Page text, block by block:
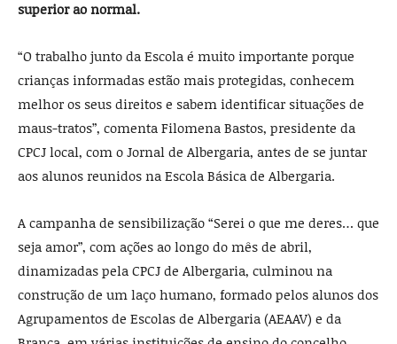
superior ao normal.
“O trabalho junto da Escola é muito importante porque
crianças informadas estão mais protegidas, conhecem
melhor os seus direitos e sabem identificar situações de
maus-tratos”, comenta Filomena Bastos, presidente da
CPCJ local, com o Jornal de Albergaria, antes de se juntar
aos alunos reunidos na Escola Básica de Albergaria.
A campanha de sensibilização “Serei o que me deres… que
seja amor”, com ações ao longo do mês de abril,
dinamizadas pela CPCJ de Albergaria, culminou na
construção de um laço humano, formado pelos alunos dos
Agrupamentos de Escolas de Albergaria (AEAAV) e da